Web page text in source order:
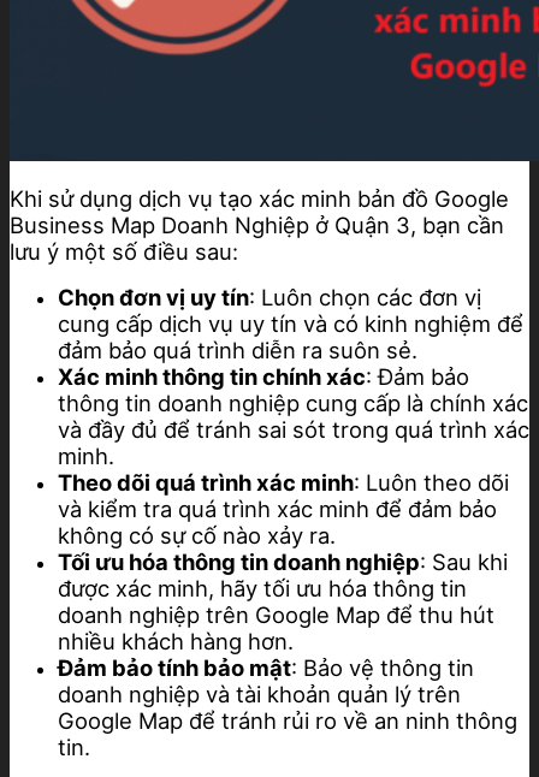
Khi sử dụng dịch vụ tạo xác minh bản đồ Google
Business Map Doanh Nghiệp ở Quận 3, bạn cần
lưu ý một số điều sau:
Chọn đơn vị uy tín: Luôn chọn các đơn vị
cung cấp dịch vụ uy tín và có kinh nghiệm để
đảm bảo quá trình diễn ra suôn sẻ.
Xác minh thông tin chính xác: Đảm bảo
thông tin doanh nghiệp cung cấp là chính xác
và đầy đủ để tránh sai sót trong quá trình xác
minh.
Theo dõi quá trình xác minh: Luôn theo dõi
và kiểm tra quá trình xác minh để đảm bảo
không có sự cố nào xảy ra.
Tối ưu hóa thông tin doanh nghiệp: Sau khi
được xác minh, hãy tối ưu hóa thông tin
doanh nghiệp trên Google Map để thu hút
nhiều khách hàng hơn.
Đảm bảo tính bảo mật: Bảo vệ thông tin
doanh nghiệp và tài khoản quản lý trên
Google Map để tránh rủi ro về an ninh thông
tin.